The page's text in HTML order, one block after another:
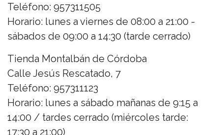
Teléfono: 957311505
Horario: lunes a viernes de 08:00 a 21:00 -
sábados de 09:00 a 14:30 (tarde cerrado)
Tienda Montalbán de Córdoba
Calle Jesús Rescatado, 7
Teléfono: 957311123
Horario: lunes a sábado mañanas de 9:15 a
14:00 / tardes cerrado (miércoles tarde:
17:30 a 21:00)